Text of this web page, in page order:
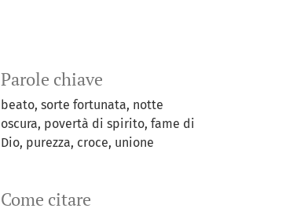
Parole chiave
beato, sorte fortunata, notte
oscura, povertà di spirito, fame di
Dio, purezza, croce, unione
Come citare